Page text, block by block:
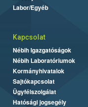
Labor/Egyéb
Kapcsolat
Nébih Igazgatóságok
Nébih Laboratóriumok
Kormányhivatalok
Sajtókapcsolat
Ügyfélszolgálat
Hatósági jogsegély